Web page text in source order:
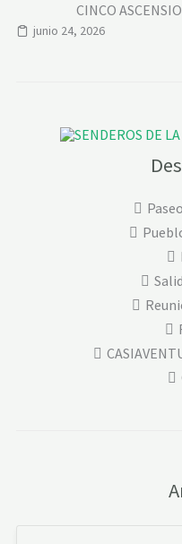
CINCO
junio 24, 2026